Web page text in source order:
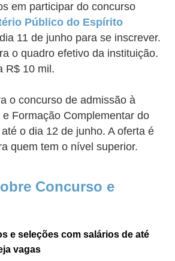
em participar do concurso
Público do Espírito
11 de junho para se inscrever.
o quadro efetivo da instituição.
R$ 10 mil.
o concurso de admissão à
Formação Complementar do
o dia 12 de junho. A oferta é
quem tem o nível superior.
Concurso e
e seleções com salários de até
vagas